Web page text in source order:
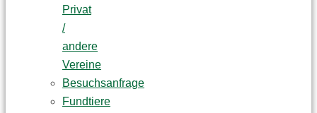
Privat
/
andere
Vereine
Besuchsanfrage
Fundtiere